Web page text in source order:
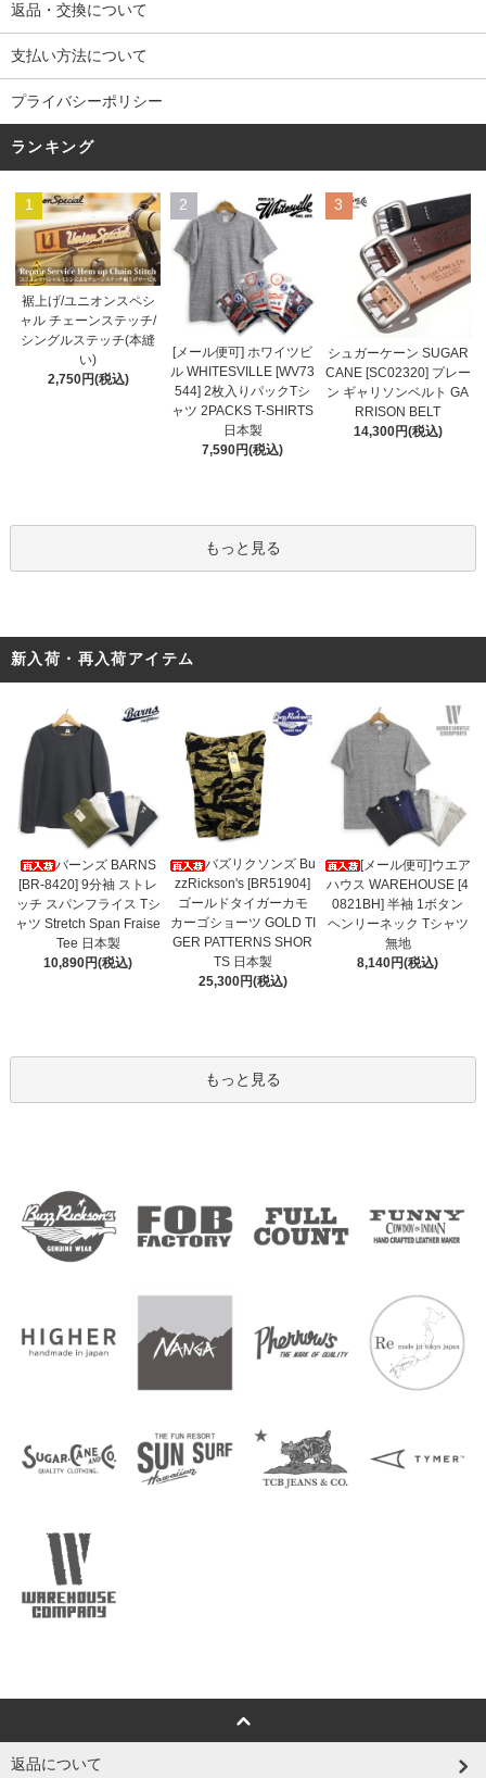
返品・交換について
支払い方法について
プライバシーポリシー
ランキング
1
裾上げ/ユニオンスペシ
ャル チェーンステッチ/
シングルステッチ(本縫
い)
2,750円(税込)
2
[メール便可] ホワイツビ
ル WHITESVILLE [WV73
544] 2枚入りパックTシ
ャツ 2PACKS T-SHIRTS
日本製
7,590円(税込)
3
シュガーケーン SUGAR
CANE [SC02320] プレー
ン ギャリソンベルト GA
RRISON BELT
14,300円(税込)
もっと見る
新入荷・再入荷アイテム
バーンズ BARNS
[BR-8420] 9分袖 ストレ
ッチ スパンフライス Tシ
ャツ Stretch Span Fraise
Tee 日本製
10,890円(税込)
バズリクソンズ Bu
zzRickson's [BR51904]
ゴールドタイガーカモ
カーゴショーツ GOLD TI
GER PATTERNS SHOR
TS 日本製
25,300円(税込)
[メール便可]ウエア
ハウス WAREHOUSE [4
0821BH] 半袖 1ボタン
ヘンリーネック Tシャツ
無地
8,140円(税込)
もっと見る
返品について